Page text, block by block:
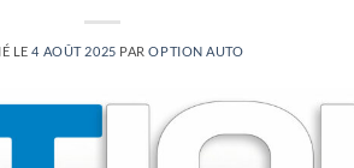
LE4 AOÛT 2025 PAROPTION AUTO